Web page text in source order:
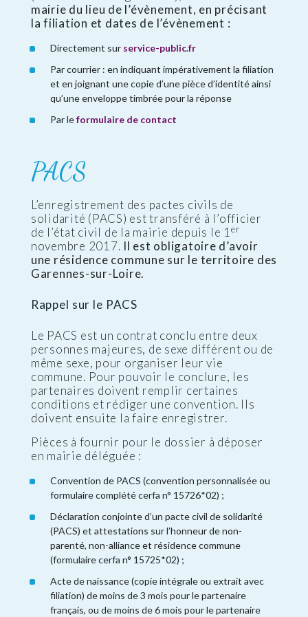
mairie du lieu de l’évènement, en précisant
la filiation et dates de l’évènement :
Directement sur service-public.fr
Par courrier : en indiquant impérativement la filiation
et en joignant une copie d’une pièce d’identité ainsi
qu’une enveloppe timbrée pour la réponse
Par leformulaire de contact
PACS
L’enregistrement des pactes civils de
solidarité (PACS) est transféré à l’officier
de l’état civil de la mairie depuis le 1er
novembre 2017. Il est obligatoire d’avoir
une résidence commune sur le territoire des
Garennes-sur-Loire.
Rappel sur le PACS
Le PACS est un contrat conclu entre deux
personnes majeures, de sexe différent ou de
même sexe, pour organiser leur vie
commune. Pour pouvoir le conclure, les
partenaires doivent remplir certaines
conditions et rédiger une convention. Ils
doivent ensuite la faire enregistrer.
Pièces à fournir pour le dossier à déposer
en mairie déléguée :
Convention de PACS (convention personnalisée ou
formulaire complété cerfa n° 15726*02) ;
Déclaration conjointe d’un pacte civil de solidarité
(PACS) et attestations sur l’honneur de non-
parenté, non-alliance et résidence commune
(formulaire cerfa n° 15725*02) ;
Acte de naissance (copie intégrale ou extrait avec
filiation) de moins de 3 mois pour le partenaire
français, ou de moins de 6 mois pour le partenaire